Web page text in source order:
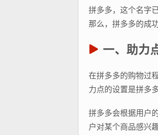
拼多多，这个名字
那么，拼多多的成
一、助力
在拼多多的购物过
力点的设置是拼多
拼多多会根据用户
户对某个商品感兴